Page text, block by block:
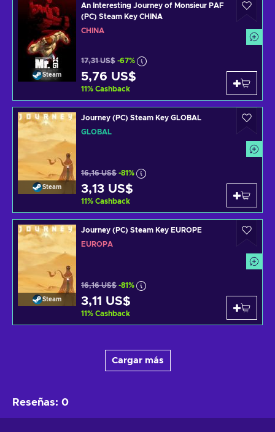
Steam
An Interesting Journey of Monsieur PAF
(PC) Steam Key CHINA
CHINA
17,31 US$ -67%
5,76 US$
11% Cashback
Steam
Journey (PC) Steam Key GLOBAL
GLOBAL
16,16 US$ -81%
3,13 US$
11% Cashback
Steam
Journey (PC) Steam Key EUROPE
EUROPA
16,16 US$ -81%
3,11 US$
11% Cashback
Cargar más
Reseñas: 0